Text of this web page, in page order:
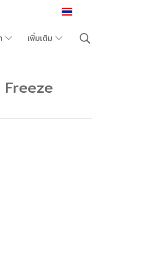
เพิ่มเติม